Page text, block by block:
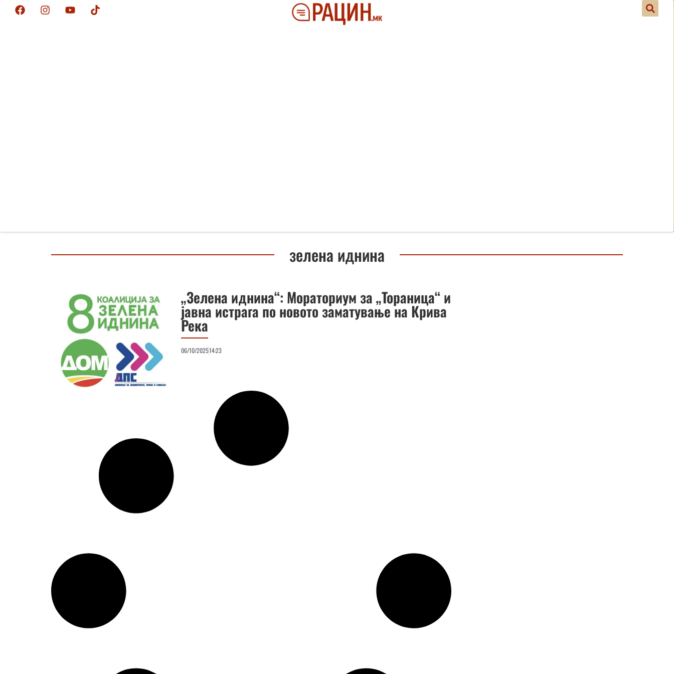
зелена иднина
„Зелена иднина“: Мораториум за „Тораница“ и
јавна истрага по новото заматување на Крива
Река
06/10/202514:23